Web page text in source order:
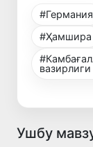
#Германия
#Ҳамшира
вазирлиги
Ушбу